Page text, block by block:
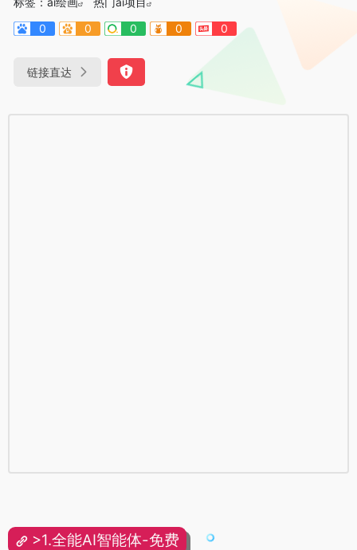
0
0 0 0 0
链接直达
>1.全能AI智能体-免费